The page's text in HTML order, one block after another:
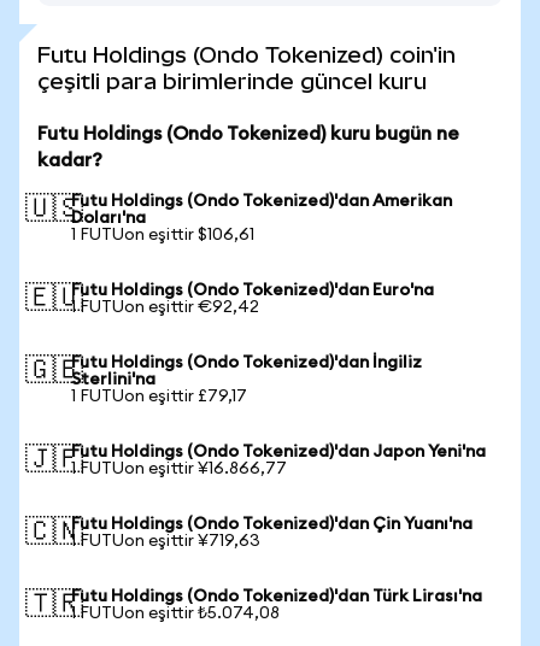
Futu Holdings (Ondo Tokenized) coin'in
çeşitli para birimlerinde güncel kuru
Futu Holdings (Ondo Tokenized) kuru bugün ne
kadar?
🇺🇸Futu Holdings (Ondo Tokenized)'dan Amerikan
Doları'na
1 FUTUon eşittir $106,61
🇪🇺Futu Holdings (Ondo Tokenized)'dan Euro'na
1 FUTUon eşittir €92,42
🇬🇧Futu Holdings (Ondo Tokenized)'dan İngiliz
Sterlini'na
1 FUTUon eşittir £79,17
🇯🇵Futu Holdings (Ondo Tokenized)'dan Japon Yeni'na
1 FUTUon eşittir ¥16.866,77
🇨🇳Futu Holdings (Ondo Tokenized)'dan Çin Yuanı'na
1 FUTUon eşittir ¥719,63
🇹🇷Futu Holdings (Ondo Tokenized)'dan Türk Lirası'na
1 FUTUon eşittir ₺5.074,08